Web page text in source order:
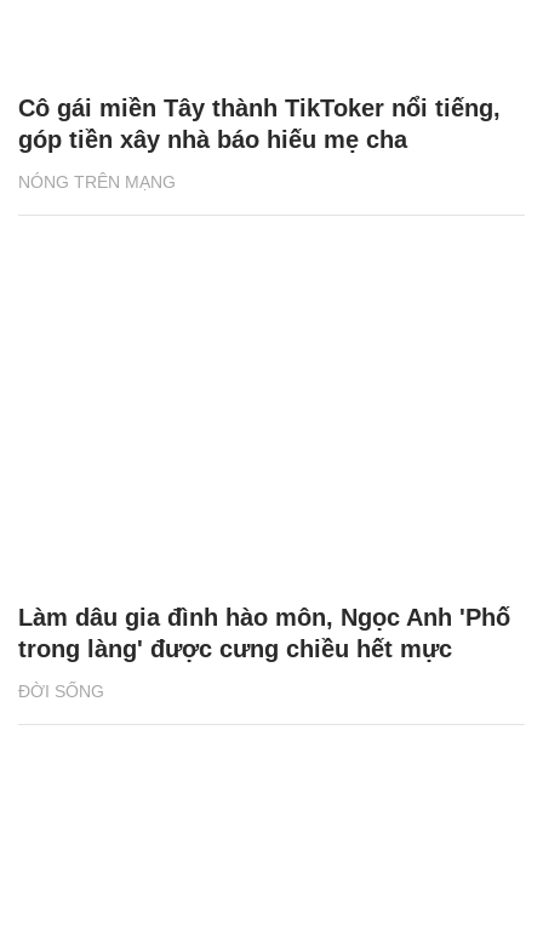
NÓNG TRÊN MẠNG
Cô gái miền Tây thành TikToker nổi tiếng,
góp tiền xây nhà báo hiếu mẹ cha
ĐỜI SỐNG
Làm dâu gia đình hào môn, Ngọc Anh 'Phố
trong làng' được cưng chiều hết mực